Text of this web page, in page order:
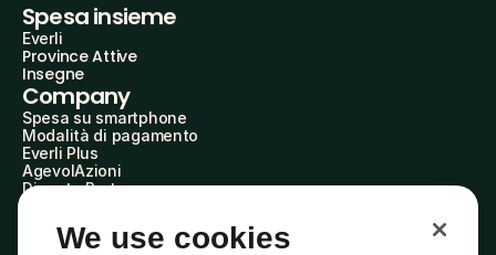
Spesa insieme
Everli
Province Attive
Insegne
Company
Spesa su smartphone
Modalità di pagamento
Everli Plus
AgevolAzioni
Diventa Partner
Everli Shoppers
About Us
We use cookies